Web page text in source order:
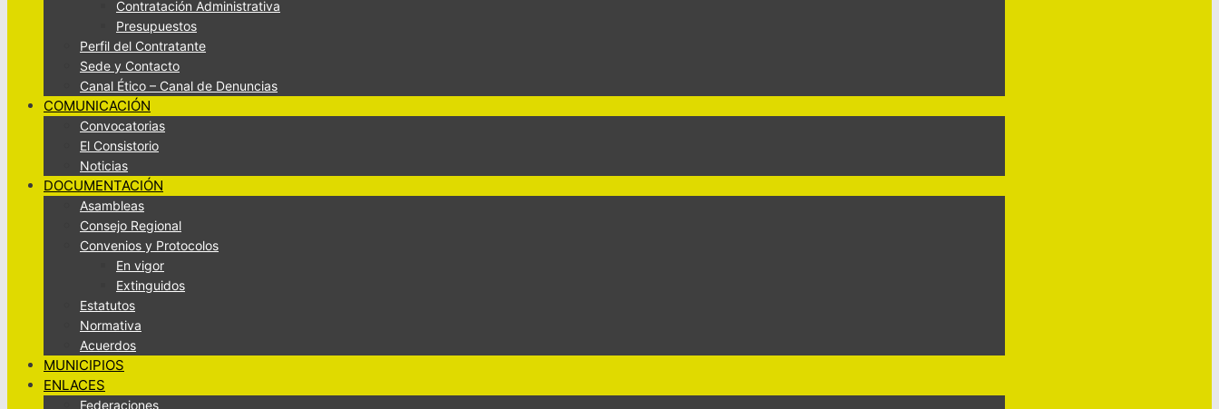
Contratación Administrativa
Presupuestos
Perfil del Contratante
Sede y Contacto
Canal Ético – Canal de Denuncias
COMUNICACIÓN
Convocatorias
El Consistorio
Noticias
DOCUMENTACIÓN
Asambleas
Consejo Regional
Convenios y Protocolos
En vigor
Extinguidos
Estatutos
Normativa
Acuerdos
MUNICIPIOS
ENLACES
Federaciones